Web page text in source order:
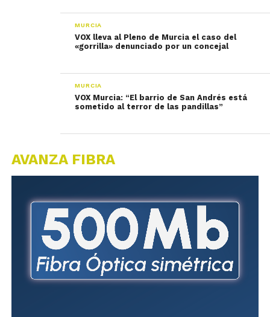
MURCIA
VOX lleva al Pleno de Murcia el caso del
«gorrilla» denunciado por un concejal
MURCIA
VOX Murcia: “El barrio de San Andrés está
sometido al terror de las pandillas”
AVANZA FIBRA